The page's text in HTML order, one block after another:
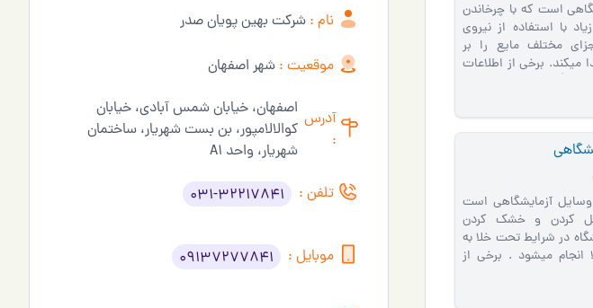
است که با چرخاندن
با استفاده از نیروی
مختلف مایع را بر
برخی از اطلاعات
آزمایشگاهی است
کردن و خشک کردن
در شرایط تحت خلا به
وسیله پمپ خلا انجام میشود . برخی از
نام : شرکت بهین پویان صدر
موقعیت : شهر اصفهان
آدرس
:
اصفهان، خیابان شمس آبادی، خیابان
کوالالامپور، بن بست شهریار، ساختمان
شهریار، واحد A1
تلفن :
031-32217841
موبایل : 09137277841